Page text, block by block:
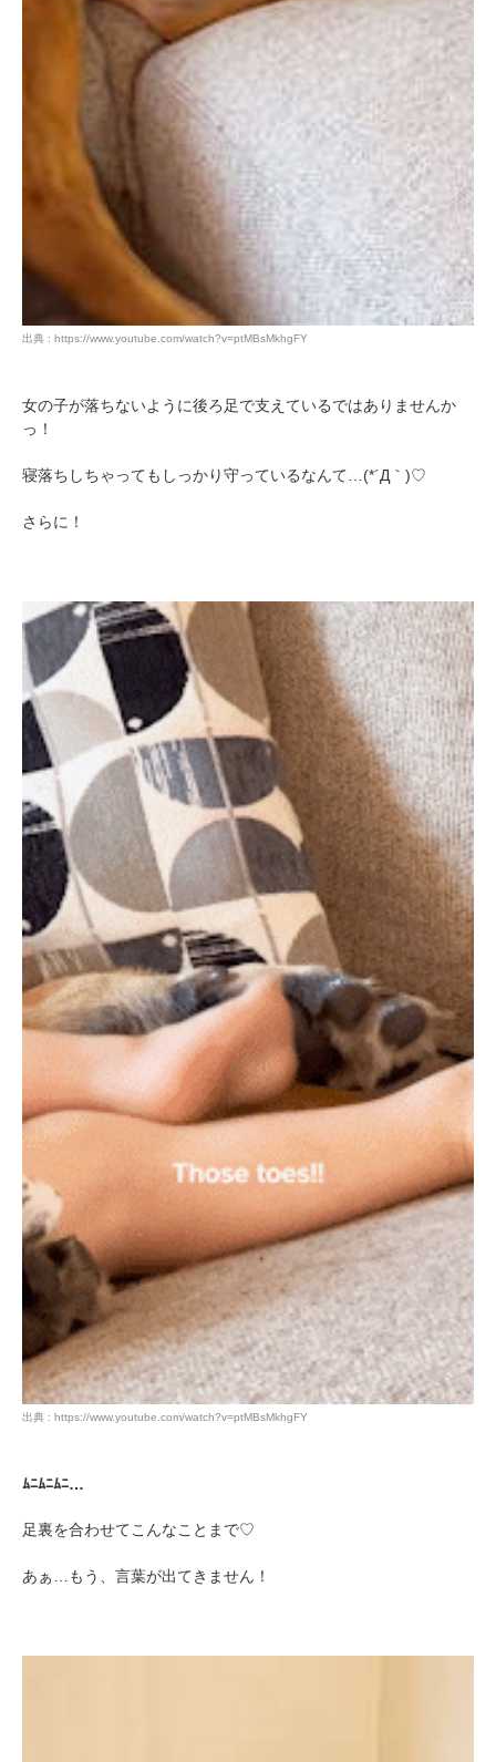
出典 : https://www.youtube.com/watch?v=ptMBsMkhgFY
女の子が落ちないように後ろ足で支えているではありませんか
っ！
寝落ちしちゃってもしっかり守っているなんて…(*´Д｀)♡
さらに！
出典 : https://www.youtube.com/watch?v=ptMBsMkhgFY
ﾑﾆﾑﾆﾑﾆ…
足裏を合わせてこんなことまで♡
あぁ…もう、言葉が出てきません！
閉じる
PECOアプリをダウンロード済みの方
アプリで開く
アプリをダウンロードする